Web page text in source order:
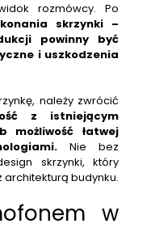
rozmówcy. Po
skrzynki –
powinny być
i uszkodzenia
należy zwrócić
z istniejącym
możliwość łatwej
Nie bez
skrzynki, który
architekturą budynku.
w